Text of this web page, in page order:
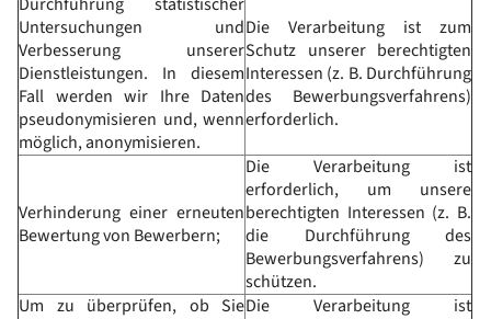
Untersuchungen und
Verbesserung unserer
Dienstleistungen. In diesem
Fall werden wir Ihre Daten
pseudonymisieren und, wenn
möglich, anonymisieren.
Die Verarbeitung ist zum
Schutz unserer berechtigten
Interessen (z. B. Durchführung
des Bewerbungsverfahrens)
erforderlich.
Verhinderung einer erneuten
Bewertung von Bewerbern;
Die Verarbeitung ist
erforderlich, um unsere
berechtigten Interessen (z. B.
die Durchführung des
Bewerbungsverfahrens) zu
schützen.
Um zu überprüfen, ob SieDie Verarbeitung ist